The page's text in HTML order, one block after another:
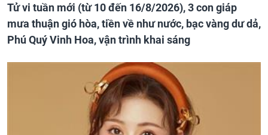
Tử vi tuần mới (từ 10 đến 16/8/2026), 3 con giáp
mưa thuận gió hòa, tiền về như nước, bạc vàng dư dả,
Phú Quý Vinh Hoa, vận trình khai sáng